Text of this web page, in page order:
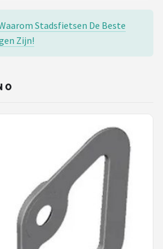
Stadsfietsen De Beste
Zijn!